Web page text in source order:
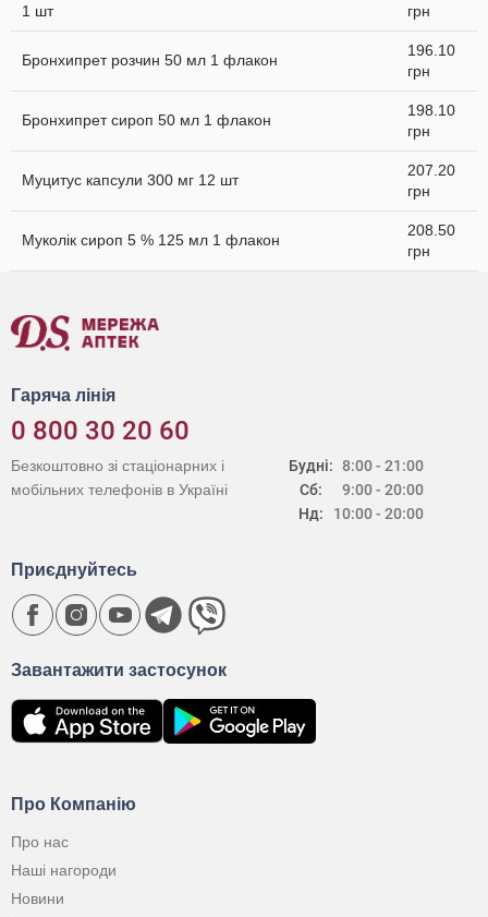
1 шт
грн
Бронхипрет розчин 50 мл 1 флакон
196.10
грн
Бронхипрет сироп 50 мл 1 флакон
198.10
грн
Муцитус капсули 300 мг 12 шт
207.20
грн
Муколік сироп 5 % 125 мл 1 флакон
208.50
грн
Гаряча лінія
0 800 30 20 60
Будні:
Сб:
Нд:
8:00 - 21:00
9:00 - 20:00
10:00 - 20:00
Безкоштовно зі стаціонарних і
мобільних телефонів в Україні
Про Компанію
Про нас
Наші нагороди
Новини
Завантажити застосунок
Приєднуйтесь